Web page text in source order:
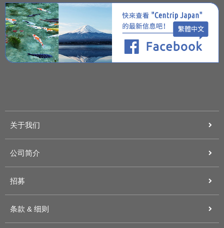
关于我们
公司简介
招募
条款 & 细则